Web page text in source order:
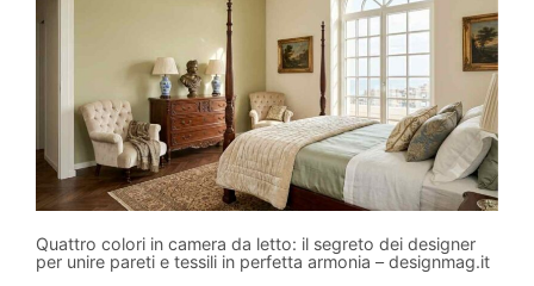
Quattro colori in camera da letto: il segreto dei designer
per unire pareti e tessili in perfetta armonia – designmag.it